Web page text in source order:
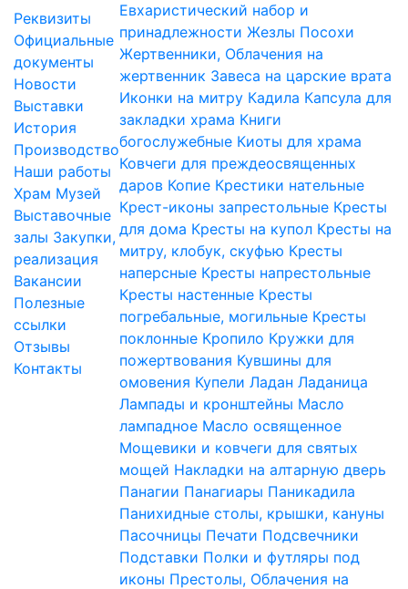
Реквизиты
Официальные
документы
Новости
Выставки
История
Производство
Наши работы
Храм Музей
Выставочные
залы Закупки,
реализация
Вакансии
Полезные
ссылки
Отзывы
Контакты
Евхаристический набор и
принадлежности Жезлы Посохи
Жертвенники, Облачения на
жертвенник Завеса на царские врата
Иконки на митру Кадила Капсула для
закладки храма Книги
богослужебные Киоты для храма
Ковчеги для преждеосвященных
даров Копие Крестики нательные
Крест-иконы запрестольные Кресты
для дома Кресты на купол Кресты на
митру, клобук, скуфью Кресты
наперсные Кресты напрестольные
Кресты настенные Кресты
погребальные, могильные Кресты
поклонные Кропило Кружки для
пожертвования Кувшины для
омовения Купели Ладан Ладаница
Лампады и кронштейны Масло
лампадное Масло освященное
Мощевики и ковчеги для святых
мощей Накладки на алтарную дверь
Панагии Панагиары Паникадила
Панихидные столы, крышки, кануны
Пасочницы Печати Подсвечники
Подставки Полки и футляры под
иконы Престолы, Облачения на